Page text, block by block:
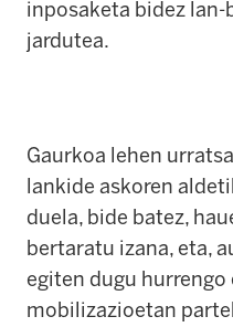
inposaketa bidez
jardutea.
Gaurkoa lehen
lankide askoren
duela, bide batez,
bertaratu izana, eta,
egiten dugu hurrengo
mobilizazioetan